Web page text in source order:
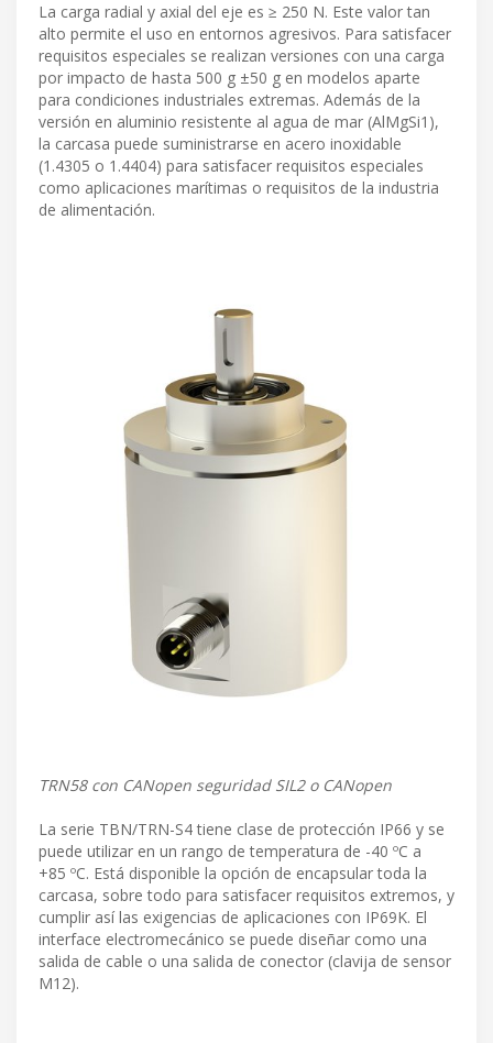
La carga radial y axial del eje es ≥ 250 N. Este valor tan
alto permite el uso en entornos agresivos. Para satisfacer
requisitos especiales se realizan versiones con una carga
por impacto de hasta 500 g ±50 g en modelos aparte
para condiciones industriales extremas. Además de la
versión en aluminio resistente al agua de mar (AlMgSi1),
la carcasa puede suministrarse en acero inoxidable
(1.4305 o 1.4404) para satisfacer requisitos especiales
como aplicaciones marítimas o requisitos de la industria
de alimentación.
TRN58 con CANopen seguridad SIL2 o CANopen
La serie TBN/TRN-S4 tiene clase de protección IP66 y se
puede utilizar en un rango de temperatura de -40 ºC a
+85 ºC. Está disponible la opción de encapsular toda la
carcasa, sobre todo para satisfacer requisitos extremos, y
cumplir así las exigencias de aplicaciones con IP69K. El
interface electromecánico se puede diseñar como una
salida de cable o una salida de conector (clavija de sensor
M12).